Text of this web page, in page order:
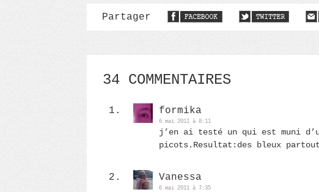
Partager
34 COMMENTAIRES
formika
6 mai 2011 à 8:11
j’en ai testé un qui est muni
picots.Resultat:des bleux
Vanessa
6 mai 2011 à 7:35